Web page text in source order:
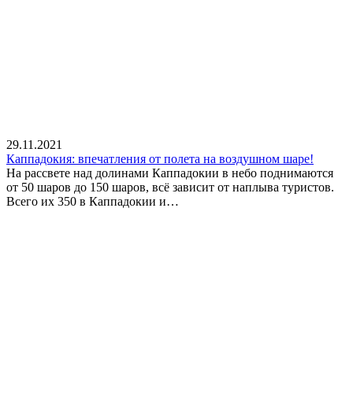
29.11.2021
Каппадокия: впечатления от полета на воздушном шаре!
На рассвете над долинами Каппадокии в небо поднимаются
от 50 шаров до 150 шаров, всё зависит от наплыва туристов.
Всего их 350 в Каппадокии и…